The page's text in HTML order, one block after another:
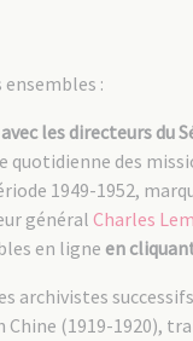
:
les directeurs
quotidienne des
1949-1952,
général Charles
en ligne en
archivistes
Chine (1919-1920),